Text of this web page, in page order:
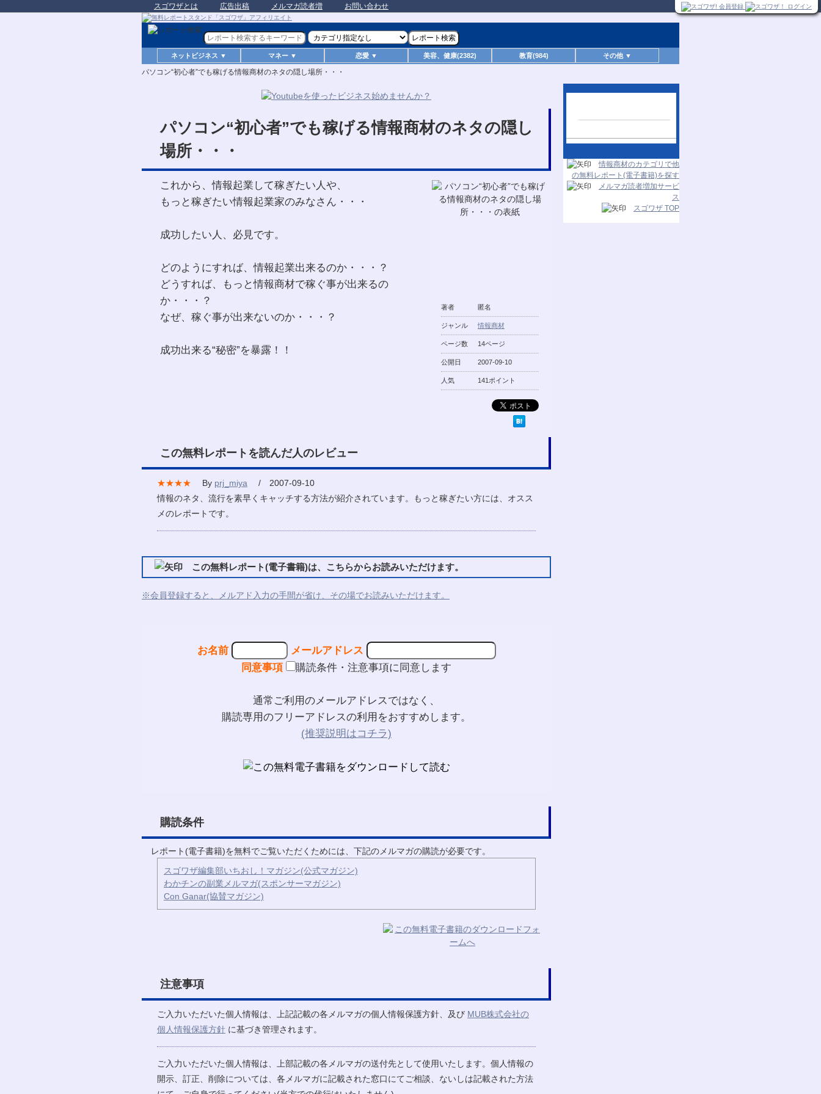
スゴワザとは 広告出稿 メルマガ読者増 お問い合わせ
ネットビジネス ▼ マネー ▼ 恋愛 ▼ 美容、健康(2382) 教育(984) その他 ▼
パソコン“初心者”でも稼げる情報商材のネタの隠し場所・・・
パソコン“初心者”でも稼げる情報商材のネタの隠し
場所・・・
著者 匿名
ジャンル 情報商材
ページ数 14ページ
公開日 2007-09-10
人気 141ポイント
これから、情報起業して稼ぎたい人や、
もっと稼ぎたい情報起業家のみなさん・・・
成功したい人、必見です。
どのようにすれば、情報起業出来るのか・・・？
どうすれば、もっと情報商材で稼ぐ事が出来るの
か・・・？
なぜ、稼ぐ事が出来ないのか・・・？
成功出来る“秘密”を暴露！！
この無料レポートを読んだ人のレビュー
★★★★ By prj_miya / 2007-09-10
情報のネタ、流行を素早くキャッチする方法が紹介されています。もっと稼ぎたい方には、オスス
メのレポートです。
この無料レポート(電子書籍)は、こちらからお読みいただけます。
※会員登録すると、メルアド入力の手間が省け、その場でお読みいただけます。
お名前
メールアドレス
同意事項
購読条件・注意事項に同意します
通常ご利用のメールアドレスではなく、
購読専用のフリーアドレスの利用をおすすめします。
(推奨説明はコチラ)
購読条件
レポート(電子書籍)を無料でご覧いただくためには、下記のメルマガの購読が必要です。
スゴワザ編集部いちおし！マガジン(公式マガジン)
わかチンの副業メルマガ(スポンサーマガジン)
Con Ganar(協賛マガジン)
注意事項
ご入力いただいた個人情報は、上記記載の各メルマガの個人情報保護方針、及び MUB株式会社の
個人情報保護方針 に基づき管理されます。
ご入力いただいた個人情報は、上部記載の各メルマガの送付先として使用いたします。個人情報の
開示、訂正、削除については、各メルマガに記載された窓口にてご相談、ないしは記載された方法
情報商材のカテゴリで他
の無料レポート(電子書籍)を探す
メルマガ読者増加サービ
ス
スゴワザ TOP